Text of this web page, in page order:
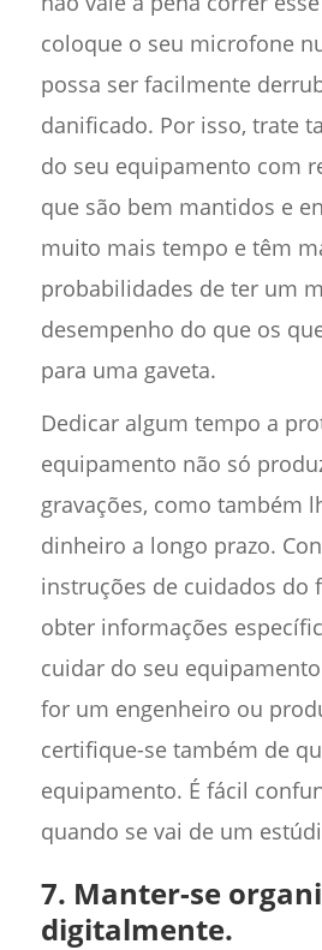
coloque o seu microfone
possa ser facilmente
danificado. Por isso, trate
do seu equipamento com
que são bem mantidos e
muito mais tempo e têm
probabilidades de ter um
desempenho do que os
para uma gaveta.
Dedicar algum tempo a
equipamento não só
gravações, como também
dinheiro a longo prazo.
instruções de cuidados do
obter informações
cuidar do seu
for um engenheiro ou
certifique-se também de
equipamento. É fácil
quando se vai de um
7. Manter-se
digitalmente.